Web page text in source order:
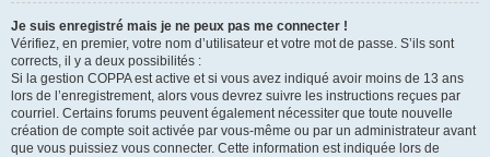
Je suis enregistré mais je ne peux pas me connecter !
Vérifiez, en premier, votre nom d’utilisateur et votre mot de passe. S’ils sont
corrects, il y a deux possibilités :
Si la gestion COPPA est active et si vous avez indiqué avoir moins de 13 ans
lors de l’enregistrement, alors vous devrez suivre les instructions reçues par
courriel. Certains forums peuvent également nécessiter que toute nouvelle
création de compte soit activée par vous-même ou par un administrateur avant
que vous puissiez vous connecter. Cette information est indiquée lors de